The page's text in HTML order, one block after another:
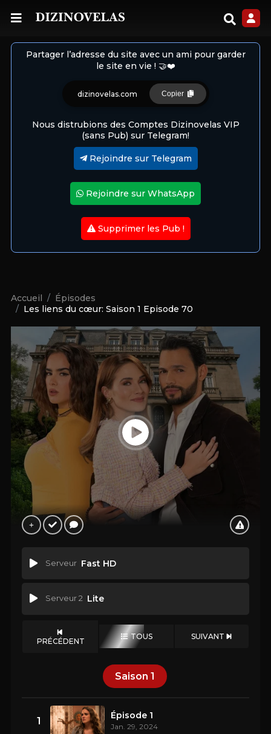
Partager l’adresse du site avec un ami pour garder
le site en vie ! 🤝❤️
dizinovelas.com Copier
Nous distrubions des Comptes Dizinovelas VIP
(sans Pub) sur Telegram!
Rejoindre sur Telegram
Rejoindre sur WhatsApp
Supprimer les Pub !
Accueil
Épisodes
Les liens du cœur: Saison 1 Episode 70
Serveur Fast HD
Serveur 2 Lite
PRÉCÉDENT TOUS SUIVANT
Saison 1
1 Épisode 1
Jan. 29, 2024